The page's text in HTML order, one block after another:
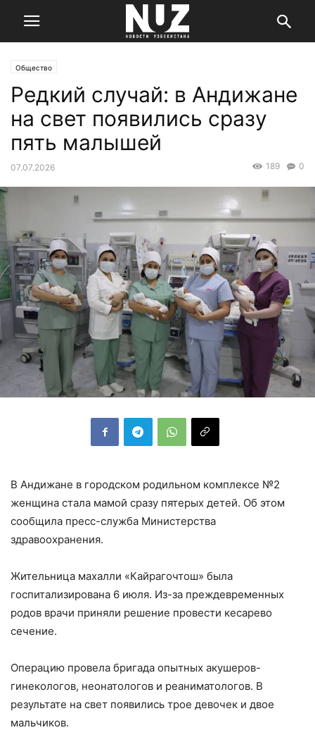
Общество
Редкий случай: в Андижане
на свет появились сразу
пять малышей
07.07.2026 0
189
В Андижане в городском родильном комплексе №2
женщина стала мамой сразу пятерых детей. Об этом
сообщила пресс-служба Министерства
здравоохранения.
Жительница махалли «Кайрагочтош» была
госпитализирована 6 июля. Из-за преждевременных
родов врачи приняли решение провести кесарево
сечение.
Операцию провела бригада опытных акушеров-
гинекологов, неонатологов и реаниматологов. В
результате на свет появились трое девочек и двое
мальчиков.